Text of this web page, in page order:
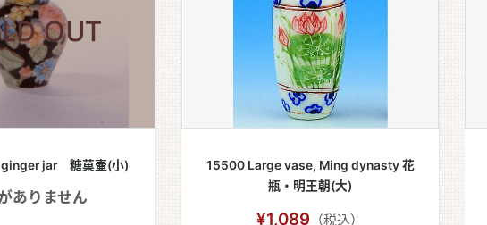
ginger jar 糖菓壷(小)
ありません
15500 Large vase, Ming dynasty 花
瓶・明王朝(大)
¥1,089 （税込）